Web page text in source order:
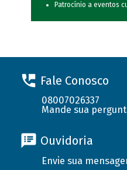
Patrocínio a eventos
Fale Conosco
08007026337
Mande sua
Ouvidoria
Envie sua